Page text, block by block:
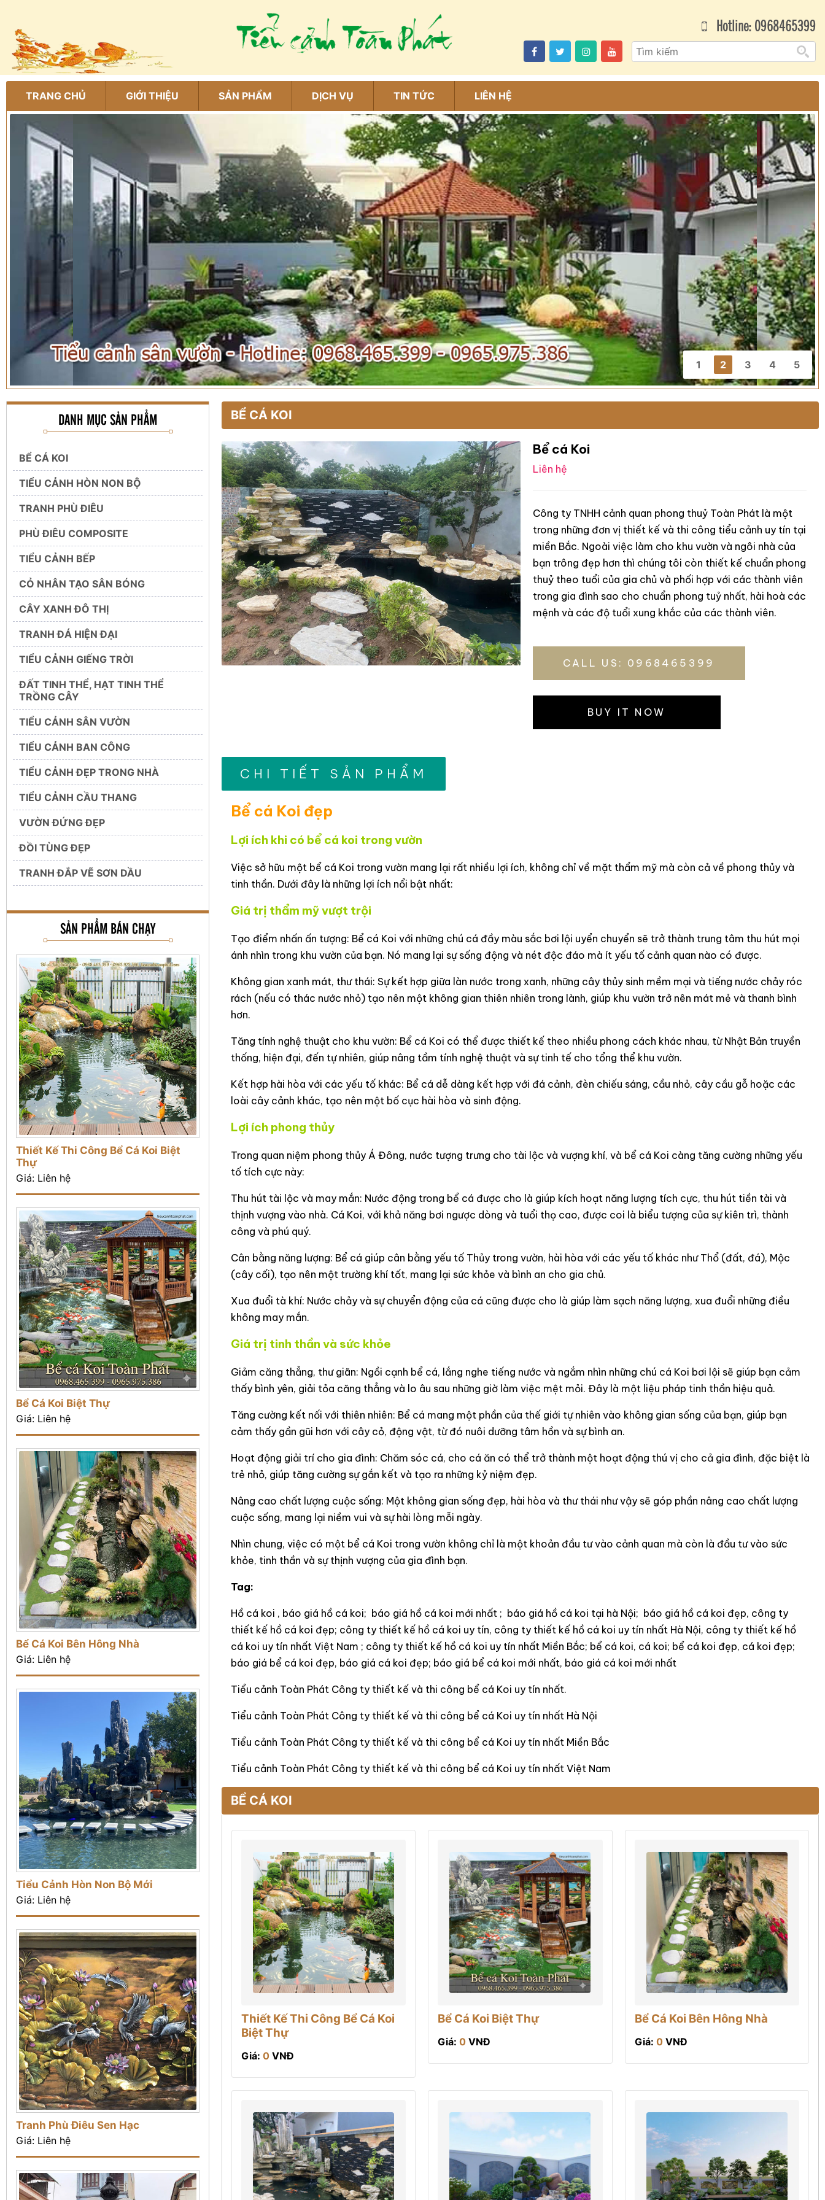
Hotline: 0968465399
TRANG CHỦ GIỚI THIỆU SẢN PHẨM DỊCH VỤ TIN TỨC LIÊN HỆ
1 2 3 4 5
BỂ CÁ KOI
Bể cá Koi
Liên hệ
Công ty TNHH cảnh quan phong thuỷ Toàn Phát là một
trong những đơn vị thiết kế và thi công tiểu cảnh uy tín tại
miền Bắc. Ngoài việc làm cho khu vườn và ngôi nhà của
bạn trông đẹp hơn thì chúng tôi còn thiết kế chuẩn phong
thuỷ theo tuổi của gia chủ và phối hợp với các thành viên
trong gia đình sao cho chuẩn phong tuỷ nhất, hài hoà các
mệnh và các độ tuổi xung khắc của các thành viên.
CALL US: 0968465399
BUY IT NOW
CHI TIẾT SẢN PHẨM
Bể cá Koi đẹp
Lợi ích khi có bể cá koi trong vườn
Việc sở hữu một bể cá Koi trong vườn mang lại rất nhiều lợi ích, không chỉ về mặt thẩm mỹ mà còn cả về phong thủy và
tinh thần. Dưới đây là những lợi ích nổi bật nhất:
Giá trị thẩm mỹ vượt trội
Tạo điểm nhấn ấn tượng: Bể cá Koi với những chú cá đầy màu sắc bơi lội uyển chuyển sẽ trở thành trung tâm thu hút mọi
ánh nhìn trong khu vườn của bạn. Nó mang lại sự sống động và nét độc đáo mà ít yếu tố cảnh quan nào có được.
Không gian xanh mát, thư thái: Sự kết hợp giữa làn nước trong xanh, những cây thủy sinh mềm mại và tiếng nước chảy róc
rách (nếu có thác nước nhỏ) tạo nên một không gian thiên nhiên trong lành, giúp khu vườn trở nên mát mẻ và thanh bình
hơn.
Tăng tính nghệ thuật cho khu vườn: Bể cá Koi có thể được thiết kế theo nhiều phong cách khác nhau, từ Nhật Bản truyền
thống, hiện đại, đến tự nhiên, giúp nâng tầm tính nghệ thuật và sự tinh tế cho tổng thể khu vườn.
Kết hợp hài hòa với các yếu tố khác: Bể cá dễ dàng kết hợp với đá cảnh, đèn chiếu sáng, cầu nhỏ, cây cầu gỗ hoặc các
loài cây cảnh khác, tạo nên một bố cục hài hòa và sinh động.
Lợi ích phong thủy
Trong quan niệm phong thủy Á Đông, nước tượng trưng cho tài lộc và vượng khí, và bể cá Koi càng tăng cường những yếu
tố tích cực này:
Thu hút tài lộc và may mắn: Nước động trong bể cá được cho là giúp kích hoạt năng lượng tích cực, thu hút tiền tài và
thịnh vượng vào nhà. Cá Koi, với khả năng bơi ngược dòng và tuổi thọ cao, được coi là biểu tượng của sự kiên trì, thành
công và phú quý.
Cân bằng năng lượng: Bể cá giúp cân bằng yếu tố Thủy trong vườn, hài hòa với các yếu tố khác như Thổ (đất, đá), Mộc
(cây cối), tạo nên một trường khí tốt, mang lại sức khỏe và bình an cho gia chủ.
Xua đuổi tà khí: Nước chảy và sự chuyển động của cá cũng được cho là giúp làm sạch năng lượng, xua đuổi những điều
không may mắn.
Giá trị tinh thần và sức khỏe
Giảm căng thẳng, thư giãn: Ngồi cạnh bể cá, lắng nghe tiếng nước và ngắm nhìn những chú cá Koi bơi lội sẽ giúp bạn cảm
thấy bình yên, giải tỏa căng thẳng và lo âu sau những giờ làm việc mệt mỏi. Đây là một liệu pháp tinh thần hiệu quả.
Tăng cường kết nối với thiên nhiên: Bể cá mang một phần của thế giới tự nhiên vào không gian sống của bạn, giúp bạn
cảm thấy gần gũi hơn với cây cỏ, động vật, từ đó nuôi dưỡng tâm hồn và sự bình an.
Hoạt động giải trí cho gia đình: Chăm sóc cá, cho cá ăn có thể trở thành một hoạt động thú vị cho cả gia đình, đặc biệt là
trẻ nhỏ, giúp tăng cường sự gắn kết và tạo ra những kỷ niệm đẹp.
Nâng cao chất lượng cuộc sống: Một không gian sống đẹp, hài hòa và thư thái như vậy sẽ góp phần nâng cao chất lượng
cuộc sống, mang lại niềm vui và sự hài lòng mỗi ngày.
Nhìn chung, việc có một bể cá Koi trong vườn không chỉ là một khoản đầu tư vào cảnh quan mà còn là đầu tư vào sức
khỏe, tinh thần và sự thịnh vượng của gia đình bạn.
Tag:
Hồ cá koi , báo giá hồ cá koi; báo giá hồ cá koi mới nhất ; báo giá hồ cá koi tại hà Nội; báo giá hồ cá koi đẹp, công ty
thiết kế hồ cá koi đẹp; công ty thiết kế hồ cá koi uy tín, công ty thiết kế hồ cá koi uy tín nhất Hà Nội, công ty thiết kế hồ
cá koi uy tín nhất Việt Nam ; công ty thiết kế hồ cá koi uy tín nhất Miền Bắc; bể cá koi, cá koi; bể cá koi đẹp, cá koi đẹp;
báo giá bể cá koi đẹp, báo giá cá koi đẹp; báo giá bể cá koi mới nhất, báo giá cá koi mới nhất
Tiểu cảnh Toàn Phát Công ty thiết kế và thi công bể cá Koi uy tín nhất.
Tiểu cảnh Toàn Phát Công ty thiết kế và thi công bể cá Koi uy tín nhất Hà Nội
Tiểu cảnh Toàn Phát Công ty thiết kế và thi công bể cá Koi uy tín nhất Miền Bắc
Tiểu cảnh Toàn Phát Công ty thiết kế và thi công bể cá Koi uy tín nhất Việt Nam
BỂ CÁ KOI
Thiết Kế Thi Công Bể Cá Koi
Biệt Thự
Giá: 0 VNĐ
Bể Cá Koi Biệt Thự
Giá:0 VNĐ
Bể Cá Koi Bên Hông Nhà
Giá: 0VNĐ
DANH MỤC SẢN PHẨM
BỂ CÁ KOI
TIỂU CẢNH HÒN NON BỘ
TRANH PHÙ ĐIÊU
PHÙ ĐIÊU COMPOSITE
TIỂU CẢNH BẾP
CỎ NHÂN TẠO SÂN BÓNG
CÂY XANH ĐÔ THỊ
TRANH ĐÁ HIỆN ĐẠI
TIỂU CẢNH GIẾNG TRỜI
ĐẤT TINH THỂ, HẠT TINH THỂ
TRỒNG CÂY
TIỂU CẢNH SÂN VƯỜN
TIỂU CẢNH BAN CÔNG
TIỂU CẢNH ĐẸP TRONG NHÀ
TIỂU CẢNH CẦU THANG
VƯỜN ĐỨNG ĐẸP
ĐỒI TÙNG ĐẸP
TRANH ĐẮP VẼ SƠN DẦU
SẢN PHẨM BÁN CHẠY
Thiết Kế Thi Công Bể Cá Koi Biệt
Thự
Giá: Liên hệ
Bể Cá Koi Biệt Thự
Giá: Liên hệ
Bể Cá Koi Bên Hông Nhà
Giá: Liên hệ
Tiểu Cảnh Hòn Non Bộ Mới
Giá: Liên hệ
Tranh Phù Điêu Sen Hạc
Giá: Liên hệ